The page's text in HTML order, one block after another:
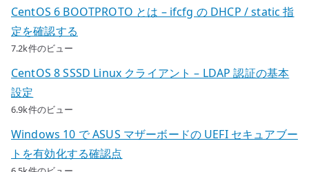
CentOS 6 BOOTPROTO とは – ifcfg の DHCP / static 指
定を確認する
7.2k件のビュー
CentOS 8 SSSD Linux クライアント – LDAP 認証の基本
設定
6.9k件のビュー
Windows 10 で ASUS マザーボードの UEFI セキュアブー
トを有効化する確認点